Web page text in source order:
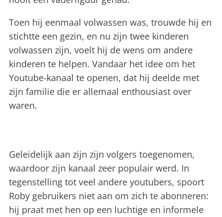
Toen hij eenmaal volwassen was, trouwde hij en
stichtte een gezin, en nu zijn twee kinderen
volwassen zijn, voelt hij de wens om andere
kinderen te helpen. Vandaar het idee om het
Youtube-kanaal te openen, dat hij deelde met
zijn familie die er allemaal enthousiast over
waren.
Geleidelijk aan zijn zijn volgers toegenomen,
waardoor zijn kanaal zeer populair werd. In
tegenstelling tot veel andere youtubers, spoort
Roby gebruikers niet aan om zich te abonneren:
hij praat met hen op een luchtige en informele